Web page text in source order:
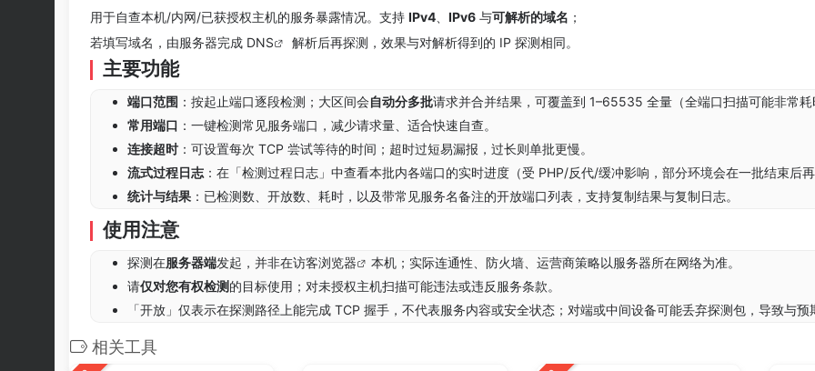
用于自查本机/内网/已获授权主机的服务暴露情况。支持 IPv4 IPv6 与可解析的域名 ；
若填写域名，由服务器完成 DNS 解析后再探测，效果与对解析得到的 IP 探测相同。
主要功能
端口范围 ：按起止端口逐段检测；大区间会自动分多批请求并合并结果，可覆盖到 1–65535 全量（全端口扫描可能非常
常用端口 ：一键检测常见服务端口，减少请求量、适合快速自查。
连接超时 ：可设置每次 TCP 尝试等待的时间；超时过短易漏报，过长则单批更慢。
流式过程日志 ：在「检测过程日志」中查看本批内各端口的实时进度（受 PHP/反代/缓冲影响，部分环境会在一批结束后
统计与结果 ：已检测数、开放数、耗时，以及带常见服务名备注的开放端口列表，支持复制结果与复制日志。
使用注意
探测在服务器端发起，并非在访客浏览器
本机；实际连通性、防火墙、运营商策略以服务器所在网络为准。
请仅对您有权检测的目标使用；对未授权主机扫描可能违法或违反服务条款。
「开放」仅表示在探测路径上能完成 TCP 握手，不代表服务内容或安全状态；对端或中间设备可能丢弃探测包，导致与预
相关工具